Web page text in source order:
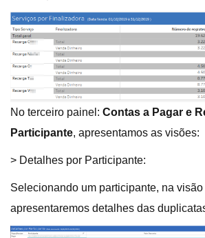
No terceiro painel: Contas a Pagar e
Participante, apresentamos as visões:
> Detalhes por Participante:
Selecionando um participante, na
apresentaremos detalhes das